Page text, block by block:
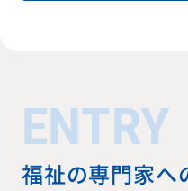
ENTRY
福祉の専門家へ